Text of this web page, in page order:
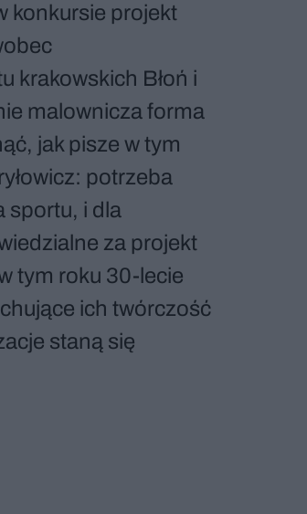
konkursie projekt
krakowskich Błoń i
malownicza forma
jak pisze w tym
potrzeba
sportu, i dla
za projekt
tym roku 30-lecie
ich twórczość
staną się